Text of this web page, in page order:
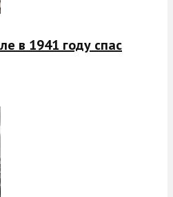
в 1941 году спас